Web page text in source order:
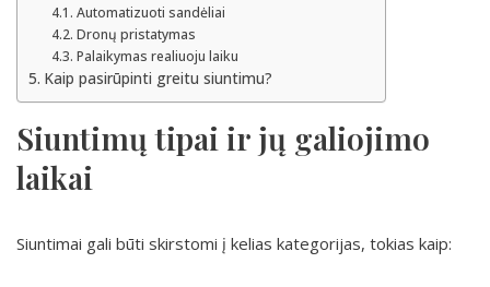
Automatizuoti sandėliai
Dronų pristatymas
Palaikymas realiuoju laiku
Kaip pasirūpinti greitu siuntimu?
Siuntimų tipai ir jų galiojimo
laikai
Siuntimai gali būti skirstomi į kelias kategorijas, tokias kaip: